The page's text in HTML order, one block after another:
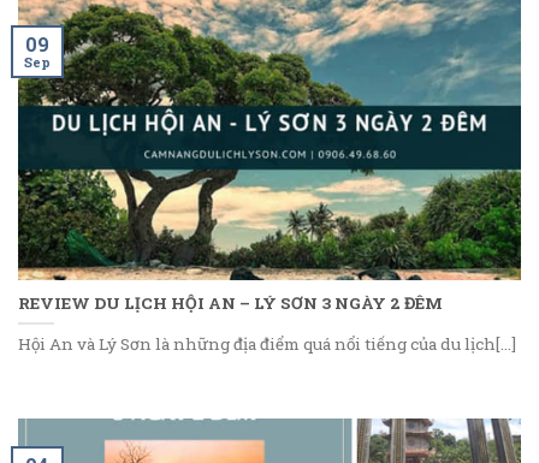
REVIEW DU LỊCH HỘI AN – LÝ SƠN 3 NGÀY 2 ĐÊM
Hội An và Lý Sơn là những địa điểm quá nổi tiếng của du lịch[...]
09
Sep